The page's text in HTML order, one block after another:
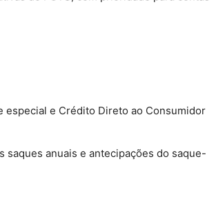
e Crédito Direto ao Consumidor
saques anuais e antecipações do saque-